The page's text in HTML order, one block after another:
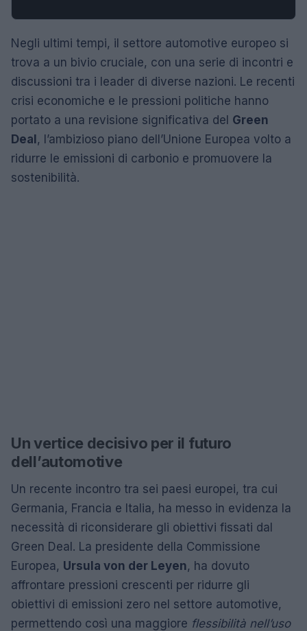
Negli ultimi tempi, il settore automotive europeo si
trova a un bivio cruciale, con una serie di incontri e
discussioni tra i leader di diverse nazioni. Le recenti
crisi economiche e le pressioni politiche hanno
portato a una revisione significativa del Green
Deal, l’ambizioso piano dell’Unione Europea volto a
ridurre le emissioni di carbonio e promuovere la
sostenibilità.
Un vertice decisivo per il futuro
dell’automotive
Un recente incontro tra sei paesi europei, tra cui
Germania, Francia e Italia, ha messo in evidenza la
necessità di riconsiderare gli obiettivi fissati dal
Green Deal. La presidente della Commissione
Europea, Ursula von der Leyen, ha dovuto
affrontare pressioni crescenti per ridurre gli
obiettivi di emissioni zero nel settore automotive,
permettendo così una maggiore flessibilità nell’uso